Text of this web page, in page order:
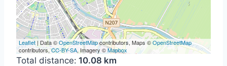
Leaflet | Data ©OpenStreetMapcontributors, Maps ©OpenStreetMap
contributors,CC-BY-SA, Imagery ©Mapbox
Total distance: 10.08 km